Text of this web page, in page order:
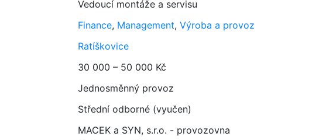
Vedoucí montáže a servisu
Finance, Management, Výroba a provoz
Ratíškovice
30 000 – 50 000 Kč
Jednosměnný provoz
Střední odborné (vyučen)
MACEK a SYN, s.r.o. - provozovna